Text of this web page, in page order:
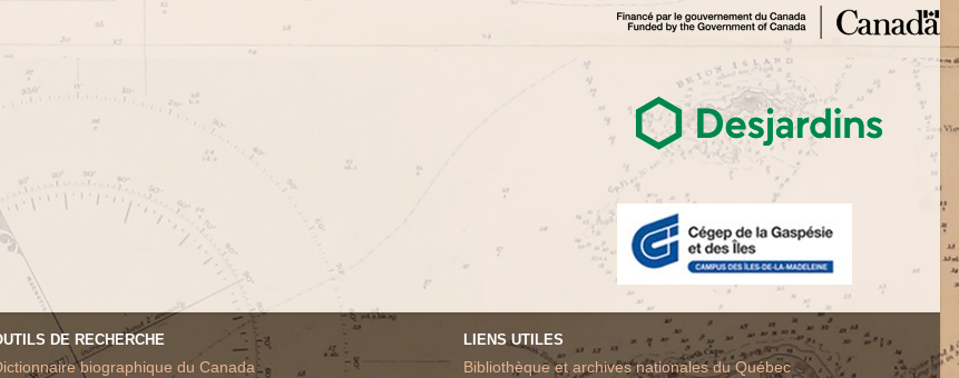
DE RECHERCHE
biographique du Canada
LIENS UTILES
Bibliothèque et archives nationales du Québec